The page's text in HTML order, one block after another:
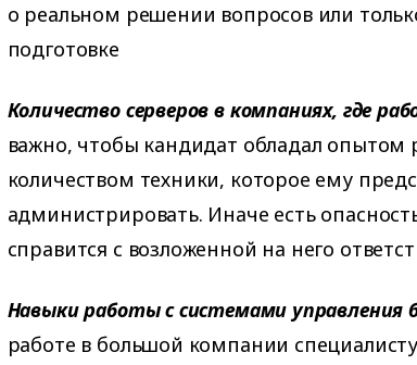
о реальном решении вопросов или
подготовке
Количество серверов в компаниях, где
важно, чтобы кандидат обладал опытом
количеством техники, которое ему
администрировать. Иначе есть
справится с возложенной на него
Навыки работы с системами управления
работе в большой компании специалисту